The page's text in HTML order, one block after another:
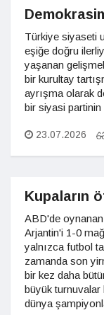
Türkiye siyaseti
eşiğe doğru
yaşanan
bir kurultay
ayrışma olarak
bir siyasi
23.07.2026
Kupaların
ABD'de
Arjantin'i 1-0
yalnızca futbol
zamanda son
bir kez daha
büyük turnuvalar
dünya